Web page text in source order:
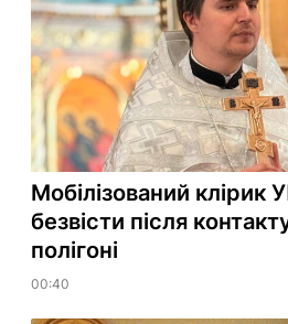
Мобілізований клірик
безвісти після
полігоні
00:40